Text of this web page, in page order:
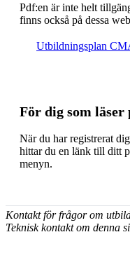
Pdf:en är inte helt
finns också på dessa
Ut­bild­nings­plan
För dig som
När du har registrerat
hittar du en länk till ditt
menyn.
Kontakt för frågor om
Teknisk kontakt om denna